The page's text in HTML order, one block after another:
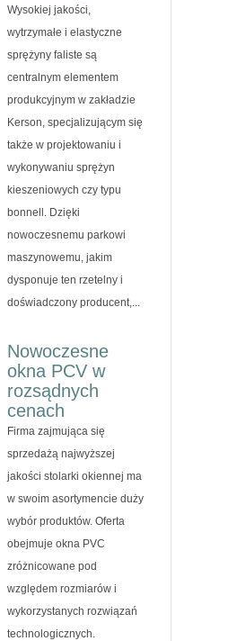
Wysokiej jakości,
wytrzymałe i elastyczne
sprężyny faliste są
centralnym elementem
produkcyjnym w zakładzie
Kerson, specjalizującym się
także w projektowaniu i
wykonywaniu sprężyn
kieszeniowych czy typu
bonnell. Dzięki
nowoczesnemu parkowi
maszynowemu, jakim
dysponuje ten rzetelny i
doświadczony producent,...
Nowoczesne
okna PCV w
rozsądnych
cenach
Firma zajmująca się
sprzedażą najwyższej
jakości stolarki okiennej ma
w swoim asortymencie duży
wybór produktów. Oferta
obejmuje okna PVC
zróżnicowane pod
względem rozmiarów i
wykorzystanych rozwiązań
technologicznych.